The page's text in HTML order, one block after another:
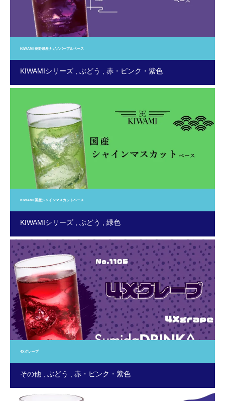
KIWAMI 長野県産ナガノパープルベース
KIWAMIシリーズ ぶどう 赤・ピンク・紫色
KIWAMI 国産シャインマスカットベース
KIWAMIシリーズ ぶどう 緑色
4Xグレープ
その他 ぶどう 赤・ピンク・紫色